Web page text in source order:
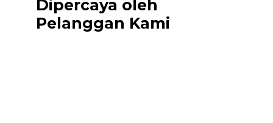
Dipercaya oleh
Pelanggan Kami